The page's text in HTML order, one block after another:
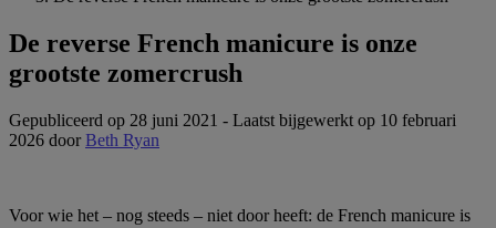
De reverse French manicure is onze
grootste zomercrush
Gepubliceerd op 28 juni 2021 - Laatst bijgewerkt op 10 februari
2026 doorBeth Ryan
Voor wie het – nog steeds – niet door heeft: de French manicure is